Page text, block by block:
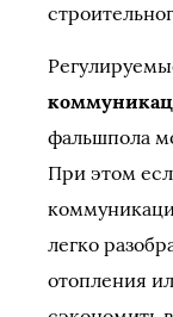
фальшпола
При этом
легко
отопления